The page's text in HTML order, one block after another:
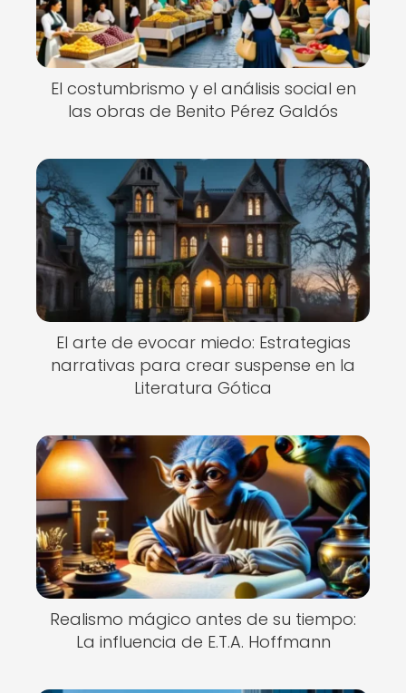
El costumbrismo y el análisis social en
las obras de Benito Pérez Galdós
El arte de evocar miedo: Estrategias
narrativas para crear suspense en la
Literatura Gótica
Realismo mágico antes de su tiempo:
La influencia de E.T.A. Hoffmann